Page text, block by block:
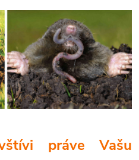
práve Vašu